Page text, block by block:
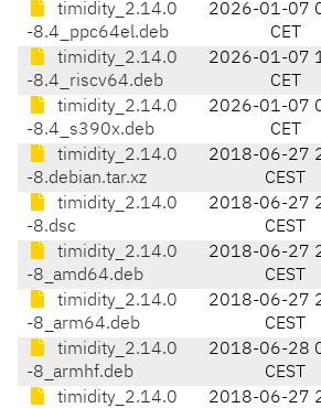
timidity_2.14.0
-8.4_ppc64el.deb
2026-01-07
CET
timidity_2.14.0
-8.4_riscv64.deb
2026-01-07
CET
timidity_2.14.0
-8.4_s390x.deb
2026-01-07
CET
timidity_2.14.0
-8.debian.tar.xz
2018-06-27
CEST
timidity_2.14.0
-8.dsc
2018-06-27
CEST
timidity_2.14.0
-8_amd64.deb
2018-06-27
CEST
timidity_2.14.0
-8_arm64.deb
2018-06-27
CEST
timidity_2.14.0
-8_armhf.deb
2018-06-28
CEST
timidity_2.14.0
2018-06-27